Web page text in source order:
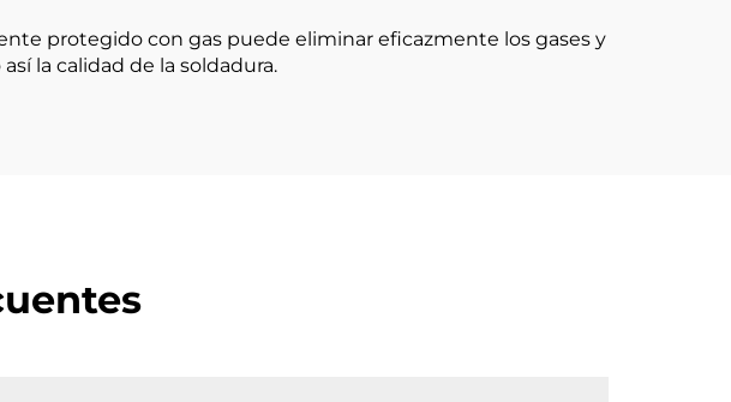
protegido con gas puede eliminar eficazmente los gases y
la calidad de la soldadura.